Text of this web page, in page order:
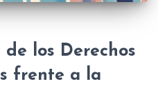
los Derechos
frente a la